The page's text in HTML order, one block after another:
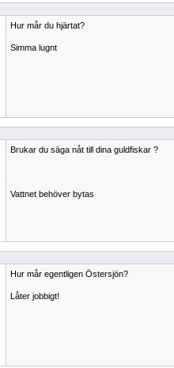
Hur mår du hjärtat?
Simma lugnt
Brukar du säga nåt till dina guldfiskar ?
Vattnet behöver bytas
Hur mår egentligen Östersjön?
Låter jobbigt!